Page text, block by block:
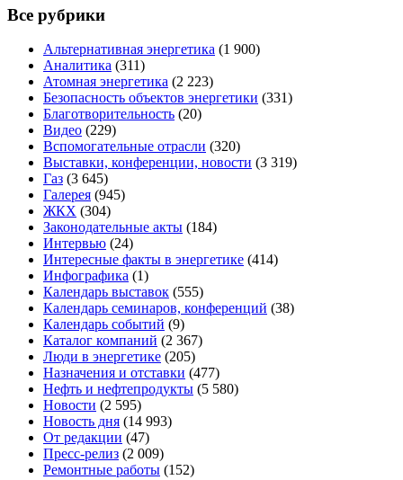
Все рубрики
Альтернативная энергетика (1 900)
Аналитика (311)
Атомная энергетика (2 223)
Безопасность объектов энергетики (331)
Благотворительность (20)
Видео (229)
Вспомогательные отрасли (320)
Выставки, конференции, новости (3 319)
Газ (3 645)
Галерея (945)
ЖКХ (304)
Законодательные акты (184)
Интервью (24)
Интересные факты в энергетике (414)
Инфографика (1)
Календарь выставок (555)
Календарь семинаров, конференций (38)
Календарь событий (9)
Каталог компаний (2 367)
Люди в энергетике (205)
Назначения и отставки (477)
Нефть и нефтепродукты (5 580)
Новости (2 595)
Новость дня (14 993)
От редакции (47)
Пресс-релиз (2 009)
Ремонтные работы (152)